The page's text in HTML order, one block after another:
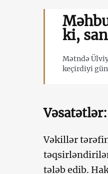
ki,
Mətndə
keçirdiyi
Vəkillər
tələb edib.